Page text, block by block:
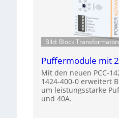
Bild: Block
Puffermodule mit
Mit den neuen PCC-
1424-400-0 erweitert
um leistungsstarke
und 40A.